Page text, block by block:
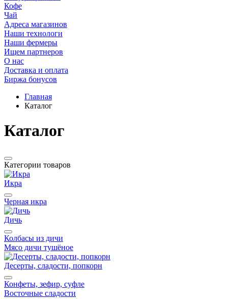
Кофе
Чай
Адреса магазинов
Наши технологи
Наши фермеры
Ищем партнеров
О нас
Доставка и оплата
Биржа бонусов
Главная
Каталог
Каталог
Категории товаров
Икра
Черная икра
Дичь
Колбасы из дичи
Мясо дичи тушёное
Десерты, сладости, попкорн
Конфеты, зефир, суфле
Восточные сладости